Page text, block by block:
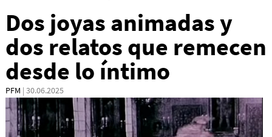
Dos joyas animadas y
dos relatos que remecen
desde lo íntimo
PFM | 30.06.2025